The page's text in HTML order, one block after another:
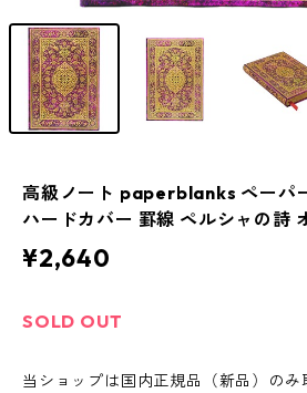
高級ノート paperblanks ペーパ
ハードカバー 罫線 ペルシャの詩
¥2,640
SOLD OUT
当ショップは国内正規品（新品）の